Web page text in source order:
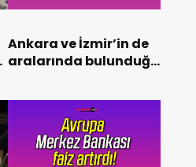
Ankara ve İzmir’in de
aralarında bulunduğu
müdürü merkeze